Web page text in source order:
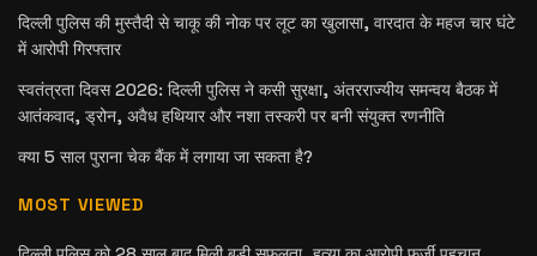
दिल्ली पुलिस की मुस्तैदी से चाकू की नोक पर लूट का खुलासा, वारदात के महज चार घंटे
में आरोपी गिरफ्तार
स्वतंत्रता दिवस 2026: दिल्ली पुलिस ने कसी सुरक्षा, अंतरराज्यीय समन्वय बैठक में
आतंकवाद, ड्रोन, अवैध हथियार और नशा तस्करी पर बनी संयुक्त रणनीति
क्या 5 साल पुराना चेक बैंक में लगाया जा सकता है?
MOST VIEWED